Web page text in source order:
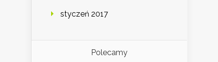
styczeń 2017
Polecamy